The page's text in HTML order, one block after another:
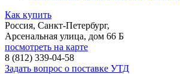
Как купить
Россия, Санкт-Петербург,
Арсенальная улица, дом 66 Б
посмотреть на карте
8 (812) 339-04-58
Задать вопрос о поставке УТД